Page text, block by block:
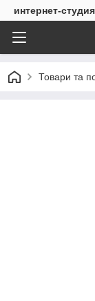
интернет-
Товари та